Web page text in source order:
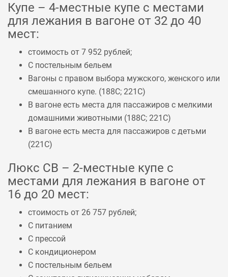
Купе – 4-местные купе с местами
для лежания в вагоне от 32 до 40
мест:
стоимость от 7 952 рублей;
С постельным бельем
Вагоны с правом выбора мужского, женского или
смешанного купе. (188С; 221С)
В вагоне есть места для пассажиров с мелкими
домашними животными (188С; 221С)
В вагоне есть места для пассажиров с детьми
(221С)
Люкс СВ – 2-местные купе с
местами для лежания в вагоне от
16 до 20 мест:
стоимость от 26 757 рублей;
С питанием
С прессой
С кондиционером
С постельным бельем